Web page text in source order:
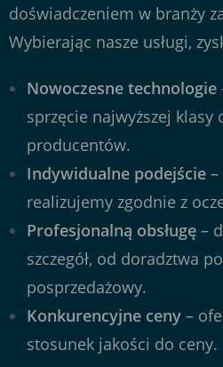
doświadczeniem w branży
Wybierając nasze usługi,
Nowoczesne technologie
sprzęcie najwyższej
producentów.
Indywidualne podejście
realizujemy zgodnie z
Profesjonalną obsługę –
szczegół, od doradztwa
posprzedażowy.
Konkurencyjne ceny –
stosunek jakości do ceny.